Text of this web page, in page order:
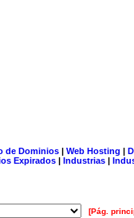
de Dominios| Web Hosting |
Expirados | Industrias |
[Pág.